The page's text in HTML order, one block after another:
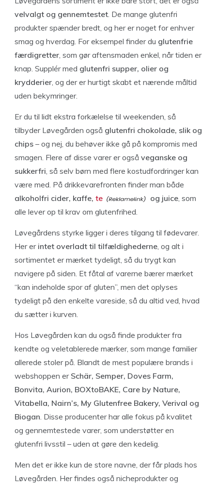
velvalgt og gennemtestet . De mange glutenfri
produkter spænder bredt, og her er noget for enhver
smag og hverdag. For eksempel finder du glutenfrie
færdigretter , som gør aftensmaden enkel, når tiden er
knap. Supplér med glutenfri supper, olier og
krydderier , og der er hurtigt skabt et nærende måltid
uden bekymringer.
Er du til lidt ekstra forkælelse til weekenden, så
tilbyder Løvegården også glutenfri chokolade, slik og
chips – og nej, du behøver ikke gå på kompromis med
smagen. Flere af disse varer er også veganske og
sukkerfri , så selv børn med flere kostudfordringer kan
være med. På drikkevarefronten finder man både
alkoholfri cider, kaffe, te og juice , som
alle lever op til krav om glutenfrihed.
Løvegårdens styrke ligger i deres tilgang til fødevarer.
Her er intet overladt til tilfældighederne , og alt i
sortimentet er mærket tydeligt, så du trygt kan
navigere på siden. Et fåtal af varerne bærer mærket
“kan indeholde spor af gluten”, men det oplyses
tydeligt på den enkelte vareside, så du altid ved, hvad
du sætter i kurven.
Hos Løvegården kan du også finde produkter fra
kendte og veletablerede mærker, som mange familier
allerede stoler på. Blandt de mest populære brands i
webshoppen er Schär, Semper, Doves Farm,
Bonvita, Aurion, BOXtoBAKE, Care by Nature,
Vitabella, Nairn’s, My Glutenfree Bakery, Verival og
Biogan . Disse producenter har alle fokus på kvalitet
og gennemtestede varer, som understøtter en
glutenfri livsstil – uden at gøre den kedelig.
Men det er ikke kun de store navne, der får plads hos
Løvegården. Her findes også nicheprodukter og